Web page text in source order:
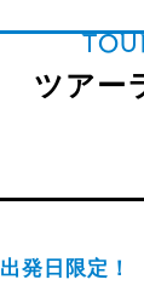
ツアー
出発日限定！